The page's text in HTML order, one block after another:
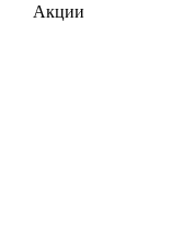
Акции